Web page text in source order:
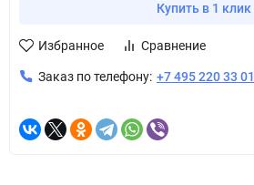
Купить в 1 клик
Избранное Сравнение
Заказ по телефону: +7 495 220 33 01